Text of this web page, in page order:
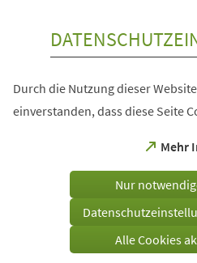
Durch die Nutzung dieser
einverstanden, dass diese Seite
Mehr
(Öffnet
einem
Tab)
Nur
Alle Cookies